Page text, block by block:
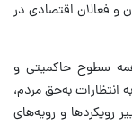
و فعالان اقتصادی در
سطوح حاکمیتی و
انتظارات به‌حق مردم،
رویکردها و رویه‌های